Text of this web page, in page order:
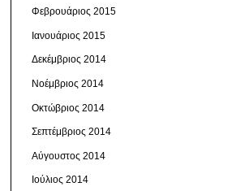
Φεβρουάριος 2015
Ιανουάριος 2015
Δεκέμβριος 2014
Νοέμβριος 2014
Οκτώβριος 2014
Σεπτέμβριος 2014
Αύγουστος 2014
Ιούλιος 2014